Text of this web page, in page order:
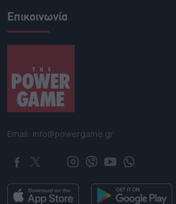
Επικοινωνία
Email: info@powergame.gr